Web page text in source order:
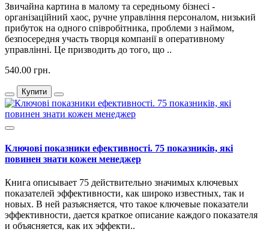
Звичайна картина в малому та середньому бізнесі -
організаційний хаос, ручне управління персоналом, низький
прибуток на одного співробітника, проблеми з наймом,
безпосередня участь творця компанії в оперативному
управлінні. Це призводить до того, що ..
540.00 грн.
Купити
Ключові показники ефективності. 75 показників, які
повинен знати кожен менеджер
Книга описывает 75 действительно значимых ключевых
показателей эффективности, как широко известных, так и
новых. В ней разъясняется, что такое ключевые показатели
эффективности, дается краткое описание каждого показателя
и объясняется, как их эффекти..